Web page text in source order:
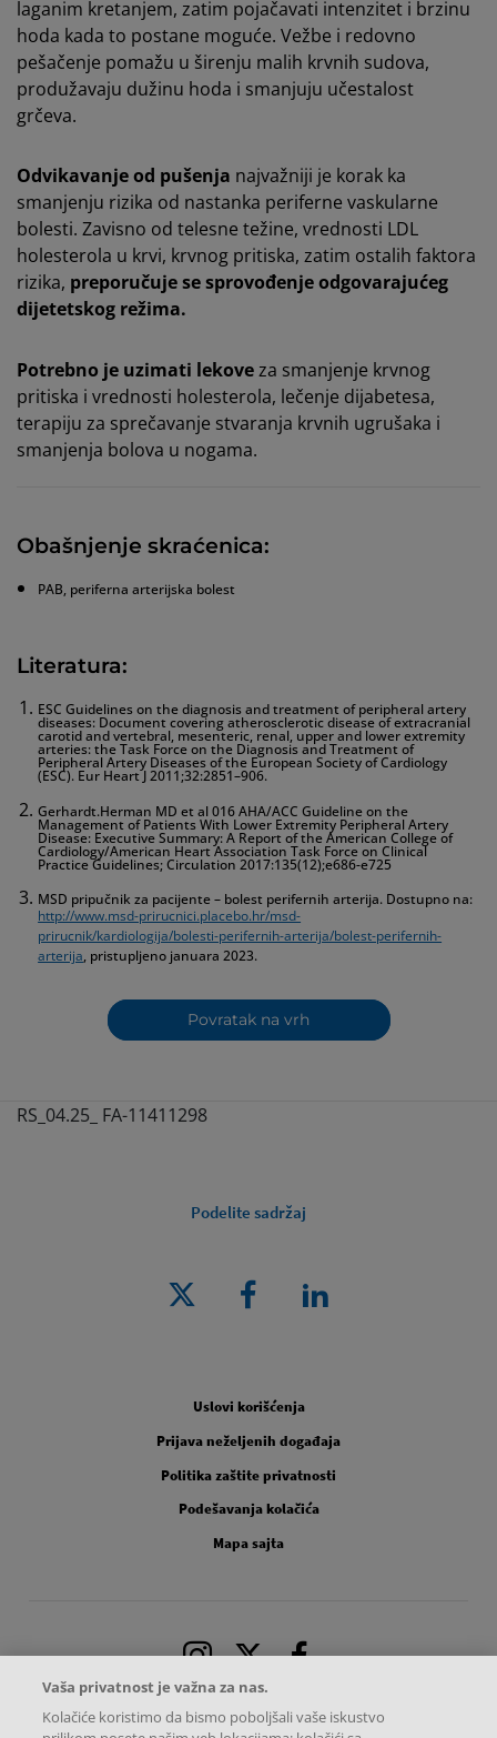
laganim kretanjem, zatim pojačavati intenzitet i brzinu
hoda kada to postane moguće. Vežbe i redovno
pešačenje pomažu u širenju malih krvnih sudova,
produžavaju dužinu hoda i smanjuju učestalost
grčeva.
Odvikavanje od pušenja najvažniji je korak ka
smanjenju rizika od nastanka periferne vaskularne
bolesti. Zavisno od telesne težine, vrednosti LDL
holesterola u krvi, krvnog pritiska, zatim ostalih faktora
rizika, preporučuje se sprovođenje odgovarajućeg
dijetetskog režima.
Potrebno je uzimati lekoveza smanjenje krvnog
pritiska i vrednosti holesterola, lečenje dijabetesa,
terapiju za sprečavanje stvaranja krvnih ugrušaka i
smanjenja bolova u nogama.
Obašnjenje skraćenica:
PAB, periferna arterijska bolest
Literatura:
ESC Guidelines on the diagnosis and treatment of peripheral artery
diseases: Document covering atherosclerotic disease of extracranial
carotid and vertebral, mesenteric, renal, upper and lower extremity
arteries: the Task Force on the Diagnosis and Treatment of
Peripheral Artery Diseases of the European Society of Cardiology
(ESC). Eur Heart J 2011;32:2851–906.
Gerhardt.Herman MD et al 016 AHA/ACC Guideline on the
Management of Patients With Lower Extremity Peripheral Artery
Disease: Executive Summary: A Report of the American College of
Cardiology/American Heart Association Task Force on Clinical
Practice Guidelines; Circulation 2017:135(12);e686-e725
MSD pripučnik za pacijente – bolest perifernih arterija. Dostupno na:
http://www.msd-prirucnici.placebo.hr/msd-
prirucnik/kardiologija/bolesti-perifernih-arterija/bolest-perifernih-
arterija, pristupljeno januara 2023.
Povratak na vrh
RS_04.25_ FA-11411298
Podelite sadržaj
Uslovi korišćenja
Prijava neželjenih događaja
Politika zaštite privatnosti
Podešavanja kolačića
Mapa sajta
Instagram
X Facebook
Vaša privatnost je važna za nas.
Kolačiće koristimo da bismo poboljšali vaše iskustvo